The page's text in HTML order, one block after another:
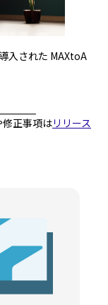
入された MAXtoA
正事項はリリース